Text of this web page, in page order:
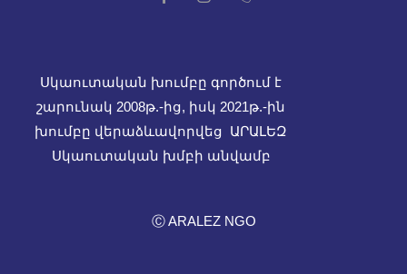
Սկաուտական խումբը գործում է
շարունակ 2008թ.-ից, իսկ 2021թ.-ին
խումբը վերաձևավորվեց ԱՐԱԼԵԶ
Սկաուտական խմբի անվամբ
Ⓒ ARALEZ NGO